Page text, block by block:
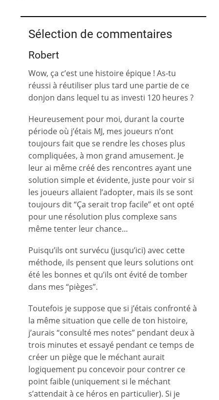
Sélection de commentaires
Robert
Wow, ça c’est une histoire épique ! As-tu
réussi à réutiliser plus tard une partie de ce
donjon dans lequel tu as investi 120 heures ?
Heureusement pour moi, durant la courte
période où j’étais MJ, mes joueurs n’ont
toujours fait que se rendre les choses plus
compliquées, à mon grand amusement. Je
leur ai même créé des rencontres ayant une
solution simple et évidente, juste pour voir si
les joueurs allaient l’adopter, mais ils se sont
toujours dit “Ça serait trop facile” et ont opté
pour une résolution plus complexe sans
même tenter leur chance…
Puisqu’ils ont survécu (jusqu’ici) avec cette
méthode, ils pensent que leurs solutions ont
été les bonnes et qu’ils ont évité de tomber
dans mes “pièges”.
Toutefois je suppose que si j’étais confronté à
la même situation que celle de ton histoire,
j’aurais “consulté mes notes” pendant deux à
trois minutes et essayé pendant ce temps de
créer un piège que le méchant aurait
logiquement pu concevoir pour contrer ce
point faible (uniquement si le méchant
s’attendait à ce héros en particulier). Si je